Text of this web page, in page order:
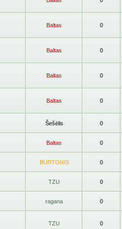
Baltas 0
Baltas 0
Baltas 0
Baltas 0
Šešėlis 0
Baltas 0
BURTONIS 0
TZU 0
ragana 0
TZU 0